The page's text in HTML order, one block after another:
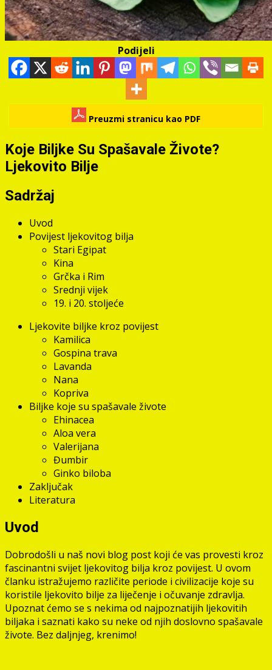
Podijeli
Preuzmi stranicu kao PDF
Koje Biljke Su Spašavale Živote?
Ljekovito Bilje
Sadržaj
Uvod
Povijest ljekovitog bilja
Stari Egipat
Kina
Grčka i Rim
Srednji vijek
19. i 20. stoljeće
Ljekovite biljke kroz povijest
Kamilica
Gospina trava
Lavanda
Nana
Kopriva
Biljke koje su spašavale živote
Ehinacea
Aloa vera
Valerijana
Đumbir
Ginko biloba
Zaključak
Literatura
Uvod
Dobrodošli u naš novi blog post koji će vas provesti kroz
fascinantni svijet ljekovitog bilja kroz povijest. U ovom
članku istražujemo različite periode i civilizacije koje su
koristile ljekovito bilje za liječenje i očuvanje zdravlja.
Upoznat ćemo se s nekima od najpoznatijih ljekovitih
biljaka i saznati kako su neke od njih doslovno spašavale
živote. Bez daljnjeg, krenimo!